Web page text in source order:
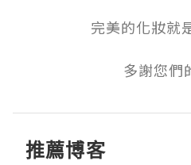
完美的化妝就
多謝您們
推薦博客